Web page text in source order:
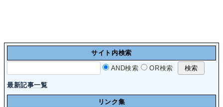
サイト内検索
AND検索 OR検索
最新記事一覧
リンク集